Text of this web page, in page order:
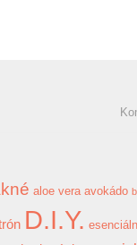
aloe vera avokádo
D.I.Y.